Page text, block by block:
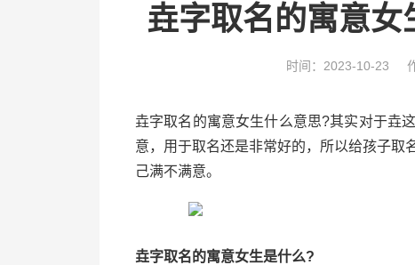
垚字取名的寓意
时间：2023-10-23
垚字取名的寓意女生什么意思?其实对于垚
意，用于取名还是非常好的，所以给孩子取
己满不满意。
垚字取名的寓意女生是什么?